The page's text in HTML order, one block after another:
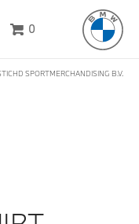
0
SPORTMERCHANDISING B.V.